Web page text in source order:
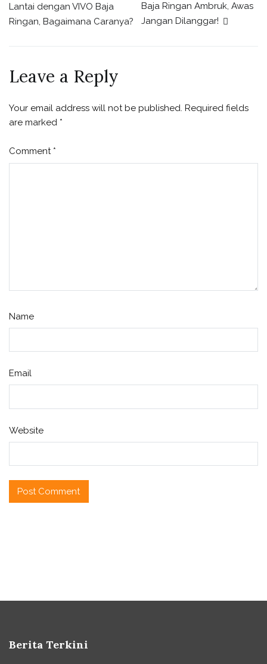
Lantai dengan VIVO Baja
Ringan, Bagaimana Caranya?
Baja Ringan Ambruk, Awas
Jangan Dilanggar!
Leave a Reply
Your email address will not be published. Required fields
are marked *
Comment *
Name
Email
Website
Berita Terkini